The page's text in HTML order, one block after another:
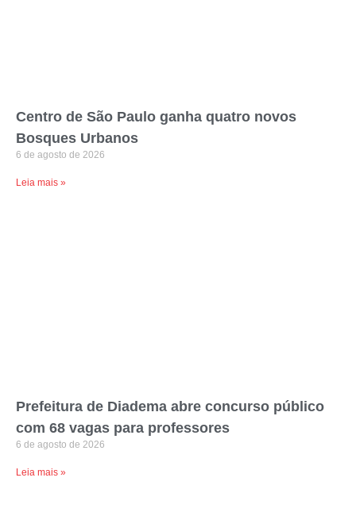
Centro de São Paulo ganha quatro novos
Bosques Urbanos
6 de agosto de 2026
Leia mais »
Prefeitura de Diadema abre concurso público
com 68 vagas para professores
6 de agosto de 2026
Leia mais »